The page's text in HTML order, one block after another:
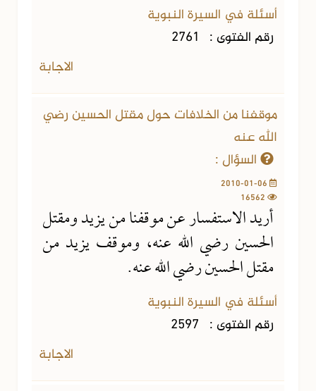
أسئلة في السيرة النبوية
رقم الفتوى : 2761
الاجابة
موقفنا من الخلافات حول مقتل الحسين رضي
الله عنه
السؤال :
أريد الاستفسار عن موقفنا من يزيد ومقتل
الحسين رضي الله عنه، وموقف يزيد من
مقتل الحسين رضي الله عنه.
أسئلة في السيرة النبوية
رقم الفتوى : 2597
الاجابة